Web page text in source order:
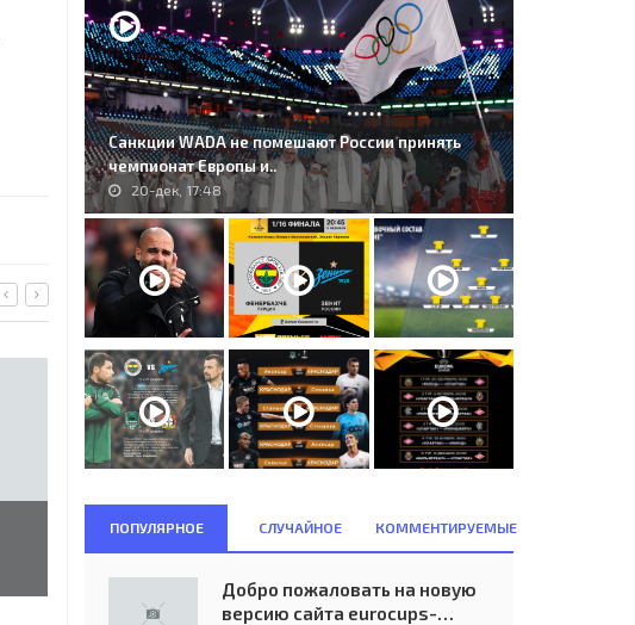
99. Manchester United (ENG) -
Shakhtar Donetsk (UKR) 1:0..
393. Hapoel Be'er Sheva (ISR) -
Inter (ITA) 3:2..
Санкции WADA не помешают России принять
чемпионат Европы и..
20-дек, 17:48
ПОПУЛЯРНОЕ СЛУЧАЙНОЕ КОММЕНТИРУЕМЫЕ
Добро пожаловать на новую
версию сайта eurocups-